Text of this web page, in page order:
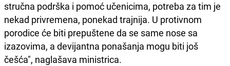
stručna podrška i pomoć učenicima, potreba za tim je
nekad privremena, ponekad trajnija. U protivnom
porodice će biti prepuštene da se same nose sa
izazovima, a devijantna ponašanja mogu biti još
češća", naglašava ministrica.